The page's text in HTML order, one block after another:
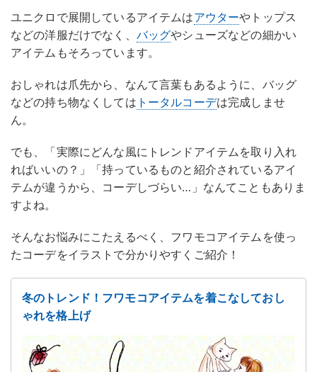
ユニクロで展開しているアイテムはアウターやトップス
などの洋服だけでなく、 バッグやシューズなどの細かい
アイテムもそろっています。
おしゃれは爪先から、なんて言葉もあるように、バッグ
などの持ち物なくしては トータルコーデは完成しませ
ん。
でも、「実際にどんな風にトレンドアイテムを取り入れ
ればいいの？」「持っているものと紹介されているアイ
テムが違うから、コーデしづらい…」なんてこともありま
すよね。
そんなお悩みにこたえるべく、フワモコアイテムを使っ
たコーデをイラストで分かりやすくご紹介！
冬のトレンド！フワモコアイテムを着こなしておし
ゃれを格上げ